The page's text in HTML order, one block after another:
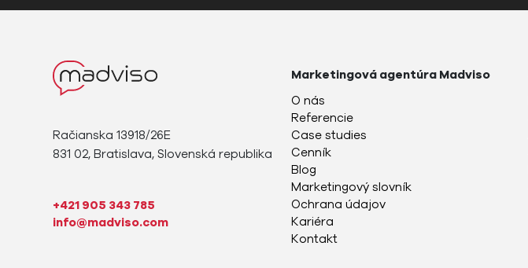
Račianska 13918/26E
831 02, Bratislava, Slovenská republika
+421 905 343 785
info@madviso.com
Marketingová agentúra Madviso
O nás
Referencie
Case studies
Cenník
Blog
Marketingový slovník
Ochrana údajov
Kariéra
Kontakt